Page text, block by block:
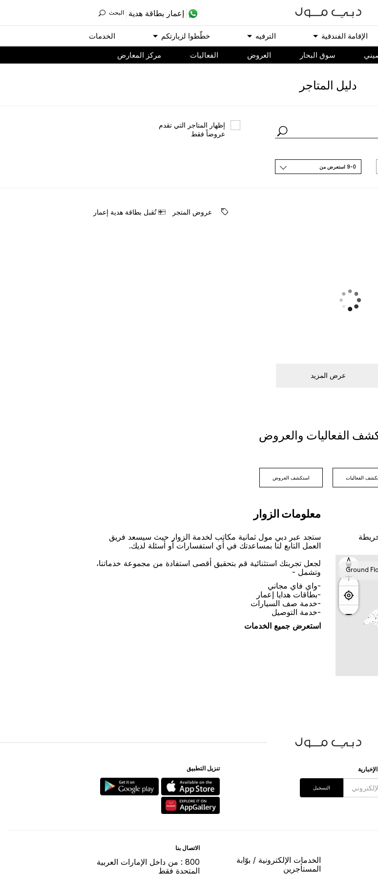
ﺇﻋﻤﺎﺭ ﺑﻄﺎﻗﺔ ﻫﺪﻳﺔ اﻟﺒﺤﺚ
اﻹﻗﺎﻣﺔ اﻟﻔﻨﺪﻗﻴﺔ اﻟﺘﺮﻓﻴﻪ ﺧﻄّﻄﻮا ﻟﺰﻳﺎﺭﺗﻜﻢ اﻟﺨﺪﻣﺎﺕ
سوق البحار اﻟﻌﺮﻭﺽ اﻟﻔﻌﺎﻟﻴﺎﺕ مركز المعارض
ﺩﻟﻴﻞ اﻟﻤﺘﺎﺟﺮ
ﺇﻇﻬﺎﺭ اﻟﻤﺘﺎﺟﺮ اﻟﺘﻲ ﺗﻘﺪﻡ
ﻋﺮﻭﺿﺎً ﻓﻘﻂ
9-0 اﺳﺘﻌﺮﺽ ﻣﻦ
ﻋﺮﻭﺽ اﻟﻤﺘﺠﺮ ﺗُﻘﺒﻞ ﺑﻄﺎﻗﺔ ﻫﺪﻳﺔ ﺇﻋﻤﺎﺭ
ﻋﺮﺽ اﻟﻤﺰﻳﺪ
اﻟﻔﻌﺎﻟﻴﺎﺕ ﻭاﻟﻌﺮﻭﺽ
اﻟﻔﻌﺎﻟﻴﺎﺕ اﺳﺘﻜﺸﻒ اﻟﻌﺮﻭﺽ
ﻣﻌﻠﻮﻣﺎﺕ اﻟﺰﻭاﺭ
ﺳﺘﺠﺪ ﻋﺒﺮ ﺩﺑﻲ ﻣﻮﻝ ﺛﻤﺎﻧﻴﺔ ﻣﻜﺎﺗﺐ ﻟﺨﺪﻣﺔ اﻟﺰﻭاﺭ ﺣﻴﺚ ﺳﻴﺴﻌﺪ ﻓﺮﻳﻖ
اﻟﻌﻤﻞ اﻟﺘﺎﺑﻊ ﻟﻨﺎ ﺑﻤﺴﺎﻋﺪﺗﻚ ﻓﻲ ﺃﻱ اﺳﺘﻔﺴﺎﺭاﺕ ﺃﻭ ﺃﺳﺌﻠﺔ ﻟﺪﻳﻚ.
ﻟﺠﻌﻞ ﺗﺠﺮﺑﺘﻚ اﺳﺘﺜﻨﺎﺋﻴﺔ ﻗﻢ ﺑﺘﺤﻘﻴﻖ ﺃﻗﺼﻰ اﺳﺘﻔﺎﺩﺓ ﻣﻦ ﻣﺠﻤﻮﻋﺔ ﺧﺪﻣﺎﺗﻨﺎ،
ﻭﺗﺸﻤﻞ -
-ﻭاﻱ ﻓﺎﻱ ﻣﺠﺎﻧﻲ
-ﺑﻄﺎﻗﺎﺕ ﻫﺪاﻳﺎ ﺇﻋﻤﺎﺭ
-ﺧﺪﻣﺔ ﺻﻒ اﻟﺴﻴﺎﺭاﺕ
-ﺧﺪﻣﺔ اﻟﺘﻮﺻﻴﻞ
اﺳﺘﻌﺮﺽ ﺟﻤﻴﻊ اﻟﺨﺪﻣﺎﺕ
اﻟﺘﺴﺠﻴﻞ
ﺗﻨﺰﻳﻞ اﻟﺘﻄﺒﻴﻖ
اﻟﺨﺪﻣﺎﺕ اﻹﻟﻜﺘﺮﻭﻧﻴﺔ / ﺑﻮّاﺑﺔ
اﻟﻤﺴﺘﺄﺟﺮﻳﻦ
اﻻﺗﺼﺎﻝ ﺑﻨﺎ
800 : ﻣﻦ ﺩاﺧﻞ اﻹﻣﺎﺭاﺕ اﻟﻌﺮﺑﻴﺔ
اﻟﻤﺘﺤﺪﺓ ﻓﻘﻂ